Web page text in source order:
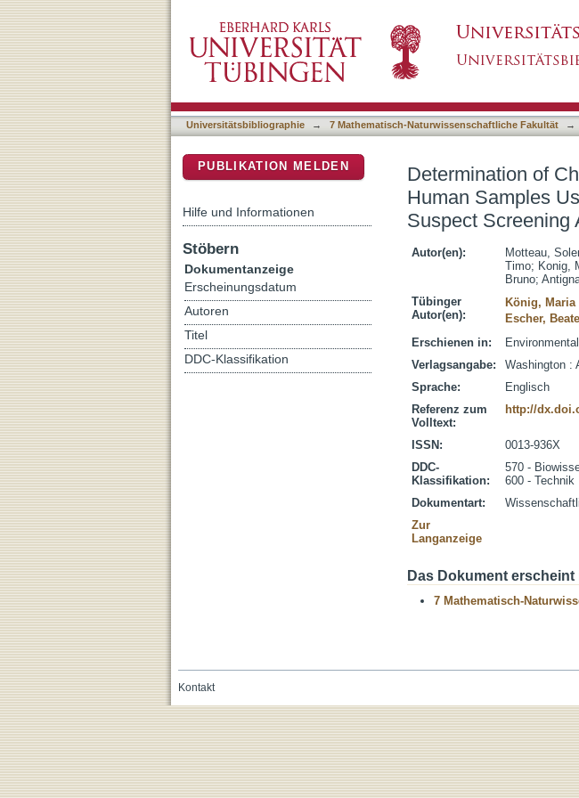
Determination of Chemical Mixtures in
Resolution Mass Spectrometry-Based
Universitätsbibliographie → 7 Mathematisch-Naturwissenschaftliche Fakultät →
Determination of
Human Samples
Suspect Screening
Autor(en): Motteau,
Timo; Konig,
Bruno;
Tübinger
Autor(en):
König, Maria
Escher, Beate
Erschienen in:
Verlagsangabe:
Washington :
Sprache:
Englisch
Referenz zum
Volltext:
http://
ISSN:
0013-936X
DDC-
Klassifikation:
570 -
600 - Technik
Dokumentart:
Zur
Langanzeige
Das Dokument erscheint
7 Mathematisch-
PUBLIKATION MELDEN
Hilfe und Informationen
Stöbern
Dokumentanzeige
Erscheinungsdatum
Autoren
Titel
DDC-Klassifikation
Kontakt